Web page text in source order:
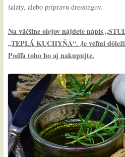
šaláty, alebo prípravu dressingov.
Na väčšine olejov nájdete nápis
„TEPLÁ KUCHYŇA“. Je veľmi
Podľa toho ho aj nakupujte.